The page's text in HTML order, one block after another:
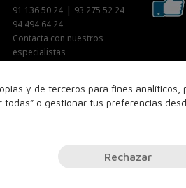
y de terceros para fines
todas” o gestionar tus preferencias
Rechazar
91 136 50 24 | 93 275 52 24
94 494 64 24
Contacta con nuestros
especialistas
Lunes-Jueves : 9:00h-19:00h
Viernes : 9:00h-14:00h